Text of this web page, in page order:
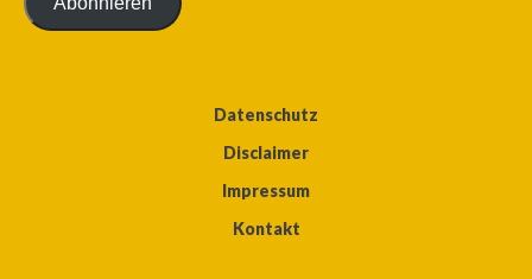
Datenschutz
Disclaimer
Impressum
Kontakt